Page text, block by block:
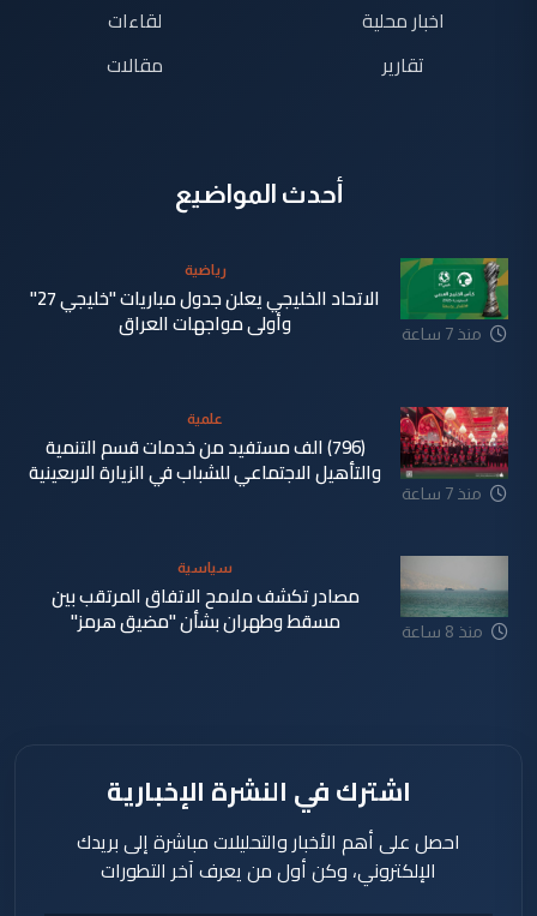
اخبار محلية
تقارير
لقاءات
مقالات
أحدث المواضيع
منذ 7 ساعة
رياضية
الاتحاد الخليجي يعلن جدول مباريات "خليجي 27"
وأولى مواجهات العراق
منذ 7 ساعة
علمية
(796) الف مستفيد من خدمات قسم التنمية
والتأهيل الاجتماعي للشباب في الزيارة الاربعينية
منذ 8 ساعة
سياسية
مصادر تكشف ملامح الاتفاق المرتقب بين
مسقط وطهران بشأن "مضيق هرمز"
اشترك في النشرة الإخبارية
احصل على أهم الأخبار والتحليلات مباشرة إلى بريدك
الإلكتروني، وكن أول من يعرف آخر التطورات